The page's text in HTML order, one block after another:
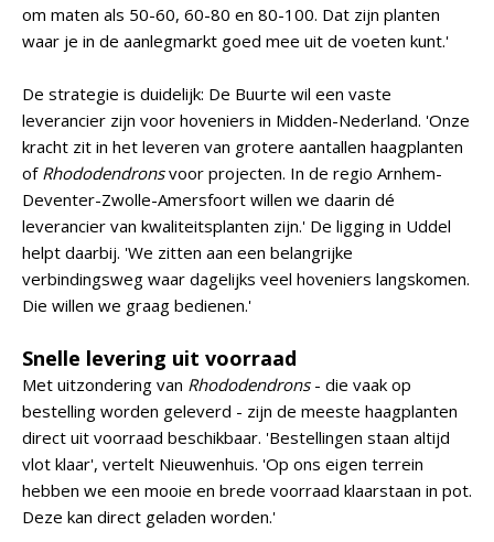
om maten als 50-60, 60-80 en 80-100. Dat zijn planten
waar je in de aanlegmarkt goed mee uit de voeten kunt.'
De strategie is duidelijk: De Buurte wil een vaste
leverancier zijn voor hoveniers in Midden-Nederland. 'Onze
kracht zit in het leveren van grotere aantallen haagplanten
of Rhododendronsvoor projecten. In de regio Arnhem-
Deventer-Zwolle-Amersfoort willen we daarin dé
leverancier van kwaliteitsplanten zijn.' De ligging in Uddel
helpt daarbij. 'We zitten aan een belangrijke
verbindingsweg waar dagelijks veel hoveniers langskomen.
Die willen we graag bedienen.'
Snelle levering uit voorraad
Met uitzondering van Rhododendrons- die vaak op
bestelling worden geleverd - zijn de meeste haagplanten
direct uit voorraad beschikbaar. 'Bestellingen staan altijd
vlot klaar', vertelt Nieuwenhuis. 'Op ons eigen terrein
hebben we een mooie en brede voorraad klaarstaan in pot.
Deze kan direct geladen worden.'